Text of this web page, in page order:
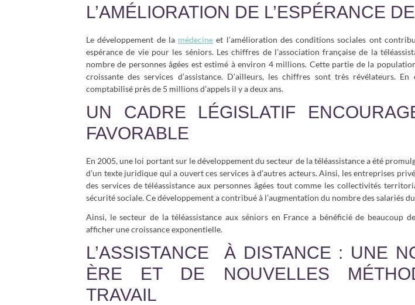
L’AMÉLIORATION DE L’ESPÉRANCE
Le développement de la médecine et l’amélioration des conditions sociales ont
espérance de vie pour les séniors. Les chiffres de l’association française de la
nombre de personnes âgées est estimé à environ 4 millions. Cette partie de la
croissante des services d’assistance. D’ailleurs, les chiffres sont très révélateurs. En
comptabilisé près de 5 millions d’appels il y a deux ans.
UN CADRE LÉGISLATIF
FAVORABLE
En 2005, une loi portant sur le développement du secteur de la téléassistance a été
d’un texte juridique qui a ouvert ces services à d’autres acteurs. Ainsi, les entreprises
des services de téléassistance aux personnes âgées tout comme les collectivités
sécurité sociale. Ce développement a contribué à l’augmentation du nombre des salariés
Ainsi, le secteur de la téléassistance aux séniors en France a bénéficié de beaucoup
afficher une croissance exponentielle.
L’ASSISTANCE À DISTANCE : UNE
ÈRE ET DE NOUVELLES
TRAVAIL